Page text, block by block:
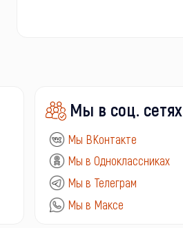
Мы в соц. сетях
Мы ВКонтакте
Мы в Одноклассниках
Мы в Телеграм
Мы в Максе